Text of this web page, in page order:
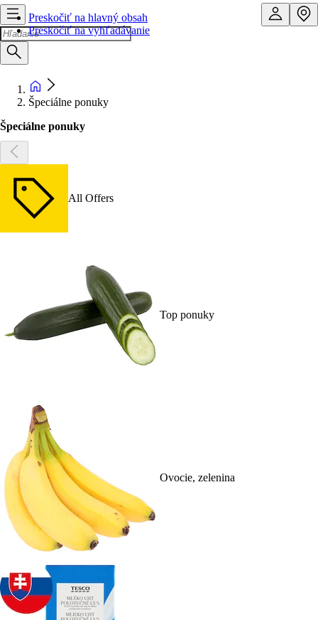
Preskočiť na hlavný obsah
Preskočiť na vyhľadávanie
Špeciálne ponuky
Špeciálne ponuky
All Offers
Top ponuky
Ovocie, zelenina